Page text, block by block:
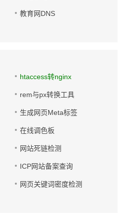
教育网DNS
htaccess转nginx
rem与px转换工具
生成网页Meta标签
在线调色板
网站死链检测
ICP网站备案查询
网页关键词密度检测